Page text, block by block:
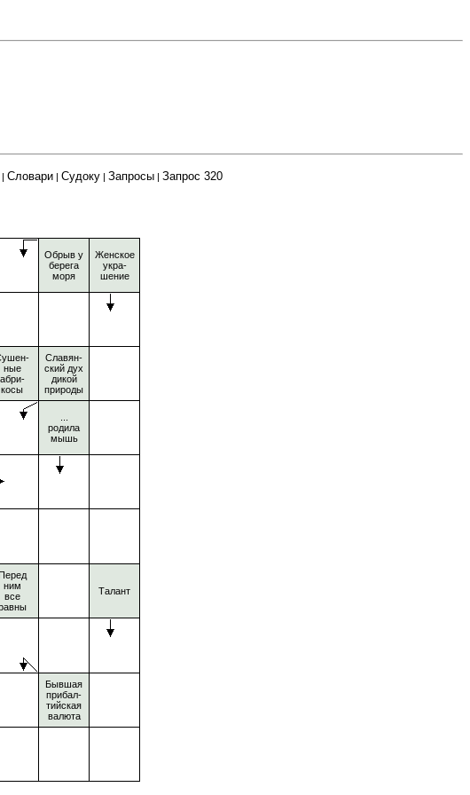
| Словари | Судоку | Запросы | Запрос 320
Обрыв у
берега
моря
Женское
укра-
шение
ные
абри-
косы
Славян-
ский дух
дикой
природы
родила
мышь
ним
все
Талант
Бывшая
прибал-
тийская
валюта